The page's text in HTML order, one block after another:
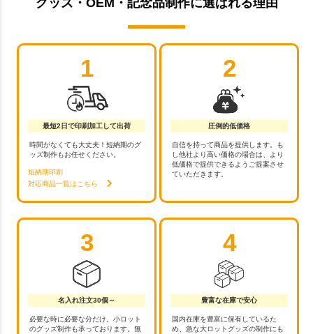
グッズ・OEM・記念品制作に選ばれる理由
1
最短2日で印刷加工して出荷
時間がなくても大丈夫！短納期のグ
ッズ制作もお任せください。
短納期印刷
対応商品一覧はこちら
2
圧倒的低価格
自信を持って商品を提供します。も
し他社より高い価格の場合は、より
低価格で提供できるようご提案させ
ていただきます。
3
名入れ注文30個～
必要な時に必要な分だけ。小ロット
のグッズ制作も承っております。無
4
豊富な在庫で安心
国内在庫を豊富に保有しているた
め、急な大ロットグッズの制作にも